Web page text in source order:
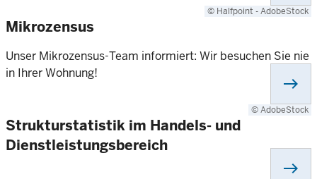
© Halfpoint - AdobeStock
Mikrozensus
Unser Mikrozensus-Team informiert: Wir besuchen Sie nie
in Ihrer Wohnung!
© AdobeStock
east
Strukturstatistik im Handels- und
Dienstleistungsbereich
east